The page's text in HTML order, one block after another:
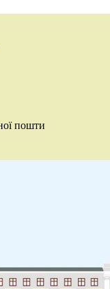
пошти